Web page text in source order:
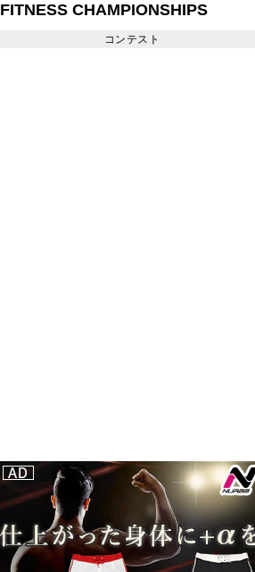
FITNESS CHAMPIONSHIPS
コンテスト